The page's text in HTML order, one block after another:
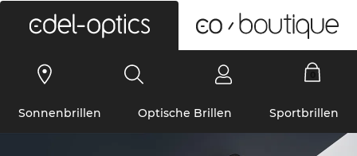
Sonnenbrillen Optische Brillen Sportbrillen